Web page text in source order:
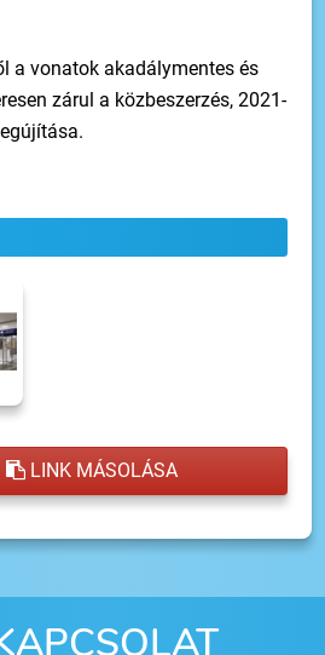
a vonatok akadálymentes és
zárul a közbeszerzés, 2021-
LINK MÁSOLÁSA